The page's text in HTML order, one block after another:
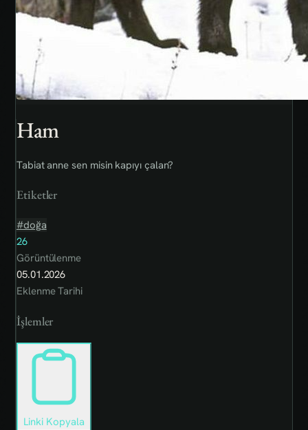
Ham
Tabiat anne sen misin kapıyı çalan?
Etiketler
#doğa
26
Görüntülenme
05.01.2026
Eklenme Tarihi
İşlemler
Linki Kopyala